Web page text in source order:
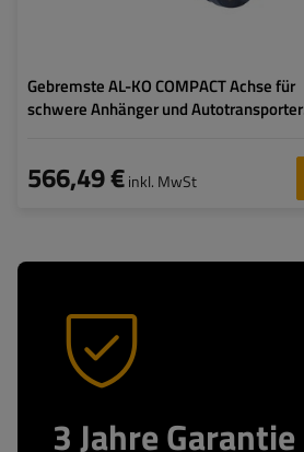
Gebremste AL-KO COMPACT Achse für
schwere Anhänger und Autotransporter
566,49 €inkl. MwSt
3 Jahre Garantie